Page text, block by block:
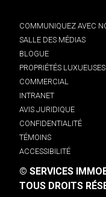
COMMUNIQUEZ AVEC
SALLE DES MÉDIAS
BLOGUE
PROPRIÉTÉS LUXUEUSES
COMMERCIAL
INTRANET
AVIS JURIDIQUE
CONFIDENTIALITÉ
TÉMOINS
ACCESSIBILITÉ
© SERVICES
TOUS DROITS